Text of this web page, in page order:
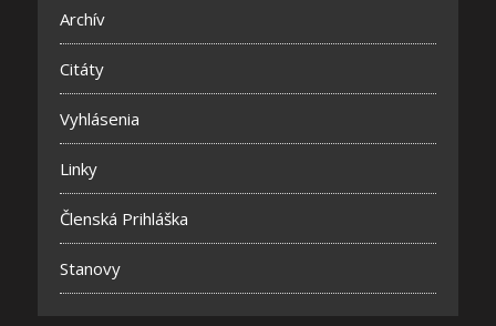
Archív
Citáty
Vyhlásenia
Linky
Členská Prihláška
Stanovy